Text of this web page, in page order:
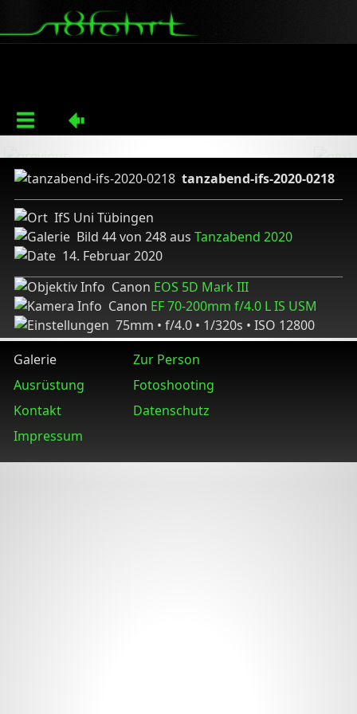
tanzabend-ifs-2020-0218
IfS Uni Tübingen
Bild 44 von 248 aus Tanzabend 2020
14. Februar 2020
Canon EOS 5D Mark III
Canon EF 70-200mm f/4.0 L IS USM
75mm • f/4.0 • 1/320s • ISO 12800
Galerie
Zur Person
Ausrüstung
Fotoshooting
Kontakt
Datenschutz
Impressum